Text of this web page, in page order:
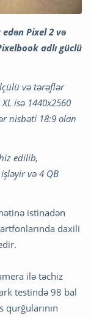
Pixel 2 və
adlı güclü
və tərəflər
isə 1440x2560
nisbəti 18:9 olan
edilib,
və 4 QB
istinadən
daxili
ilə təchiz
testində 98 bal